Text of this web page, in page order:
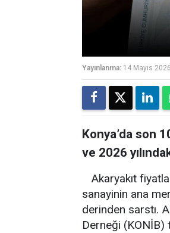
Yayınlanma: 14 Mayıs
Konya’da son
ve 2026
Akaryakıt
sanayinin ana
derinden sarstı.
Derneği (KONİB)